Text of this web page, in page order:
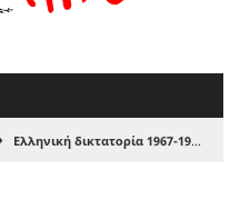
Ελληνική δικτατορία 1967-1974 και Γραφειοκρατικός Αυταρχισµός